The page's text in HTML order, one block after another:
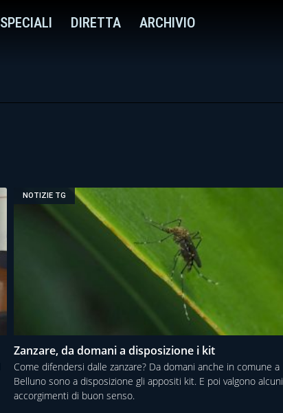
SPECIALI DIRETTA ARCHIVIO
NOTIZIE TG
Zanzare, da domani a disposizione i kit
Come difendersi dalle zanzare? Da domani anche in comune a
Belluno sono a disposizione gli appositi kit. E poi valgono alcuni
accorgimenti di buon senso.